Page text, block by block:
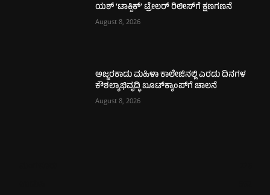
ಯಶ್ ‘ಟಾಕ್ಸಿಕ್’ ಟ್ರೇಲರ್ ರಿಲೀಸ್‌ಗೆ ಕ್ಷಣಗಣನೆ
August 8, 2026
ಅಜ್ಜರಕಾಡು ಮಹಿಳಾ ಕಾಲೇಜಿನಲ್ಲಿ ಎರಡು ದಿನಗಳ
ಕೌಶಲ್ಯಾಭಿವೃದ್ಧಿ ಬೂಟ್‌ಕ್ಯಾಂಪ್‌ಗೆ ಚಾಲನೆ
August 8, 2026